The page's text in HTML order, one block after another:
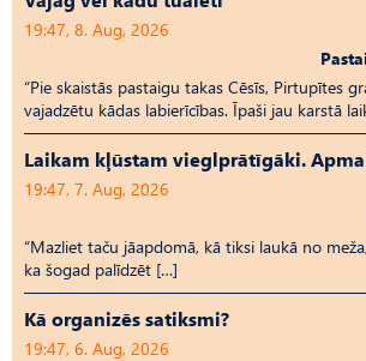
19:47, 8. Aug, 2026
“Pie skaistās pastaigu takas Cēsīs, Pirtupītes
vajadzētu kādas labierīcības. Īpaši jau karstā
Laikam kļūstam vieglprātīgāki.
19:47, 7. Aug, 2026
“Mazliet taču jāapdomā, kā tiksi laukā no
ka šogad palīdzēt […]
Kā organizēs satiksmi?
19:47, 6. Aug, 2026